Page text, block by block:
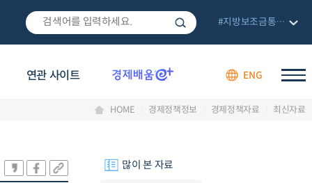
연관 사이트 ENG
#지방보조금통합관리망
HOME 경제정책정보 경제정책자료 최신자료
많이 본 자료